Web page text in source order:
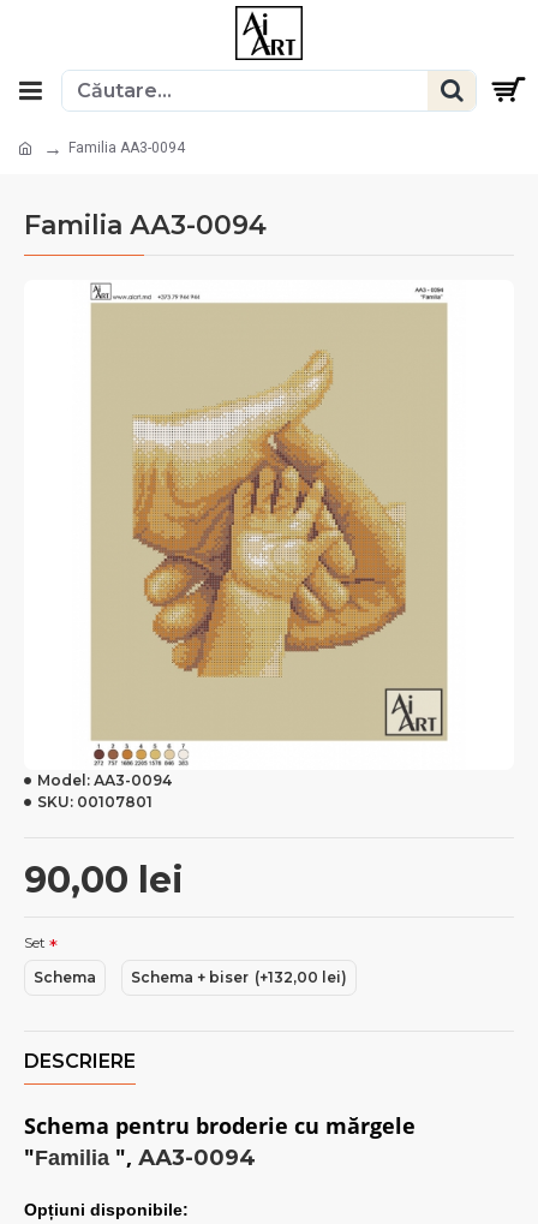
Familia АА3-0094
Familia АА3-0094
90,00 lei
Model: АА3-0094
SKU: 00107801
Set
Schema
Schema + biser (+132,00 lei)
DESCRIERE
Schema pentru broderie cu mărgele
"Familia ", АА3-0094
Opțiuni disponibile: